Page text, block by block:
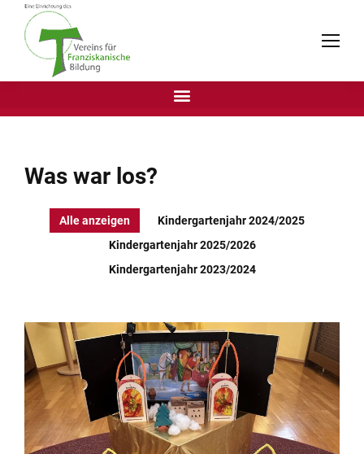
Was war los?
Alle anzeigen
Kindergartenjahr 2024/2025
Kindergartenjahr 2025/2026
Kindergartenjahr 2023/2024